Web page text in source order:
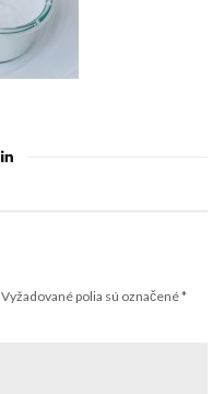
Vyžadované polia sú označené*